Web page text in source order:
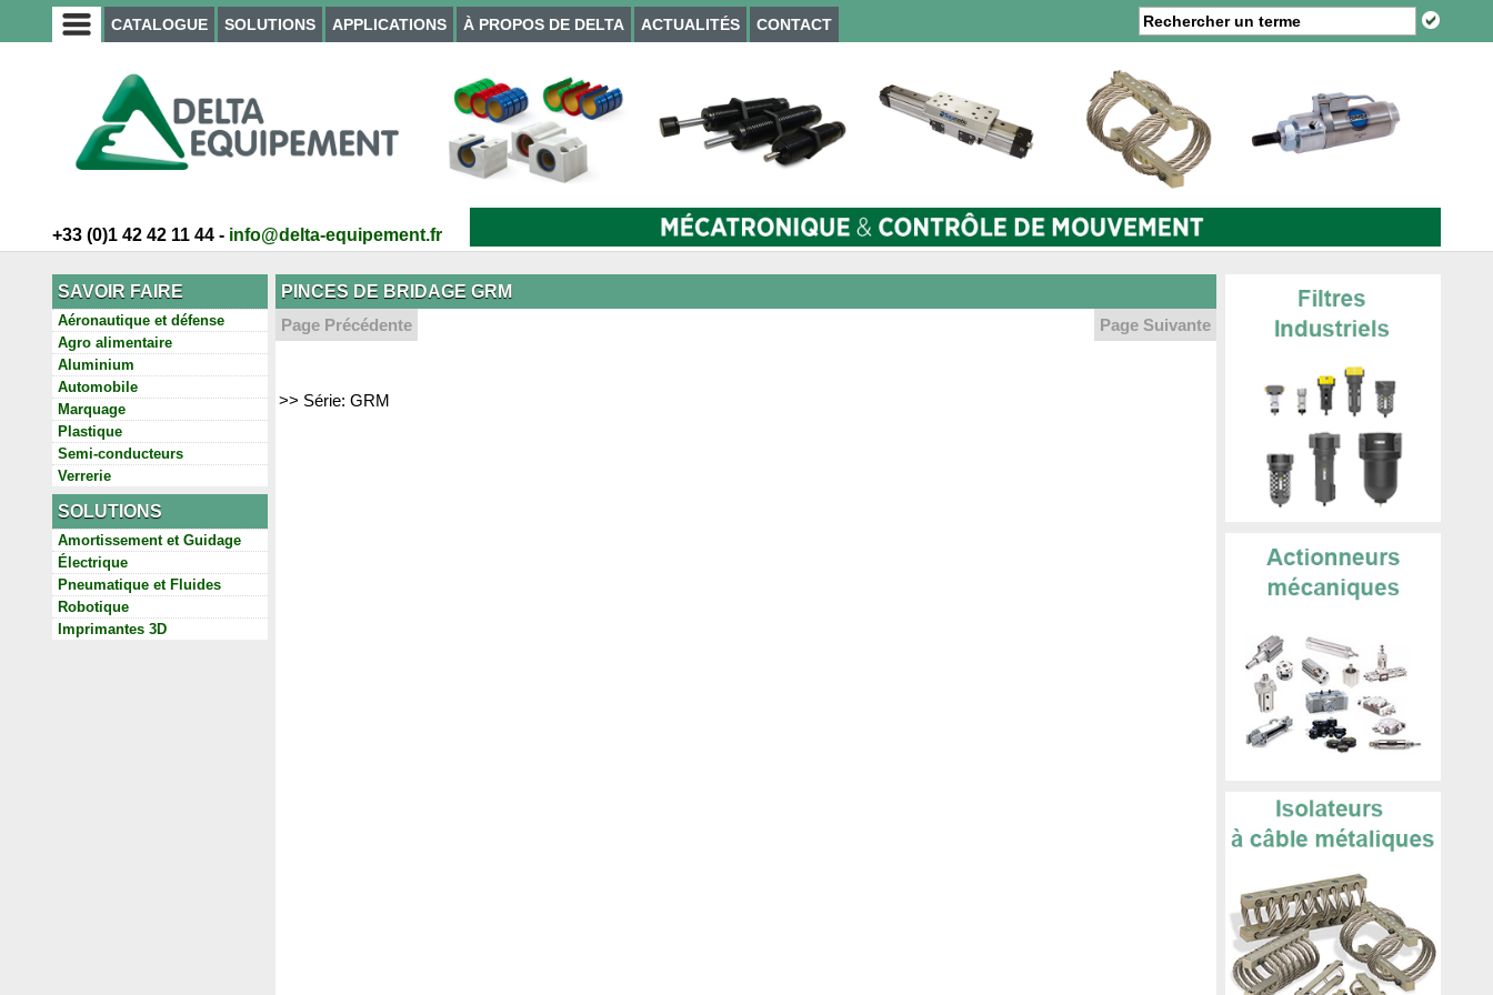
CATALOGUE SOLUTIONS APPLICATIONS À PROPOS DE DELTA ACTUALITÉS CONTACT
+33 (0)1 42 42 11 44 - info@delta-equipement.fr
SAVOIR FAIRE
Aéronautique et défense
Agro alimentaire
Aluminium
Automobile
Marquage
Plastique
Semi-conducteurs
Verrerie
SOLUTIONS
Amortissement et Guidage
Électrique
Pneumatique et Fluides
Robotique
Imprimantes 3D
PINCES DE BRIDAGE GRM
Page Suivante
Page Précédente
>> Série: GRM